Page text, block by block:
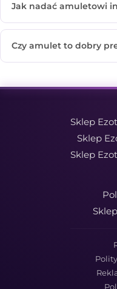
Jak nadać amuletowi
Czy amulet to dobry
Sklep
Sklep
Sklep